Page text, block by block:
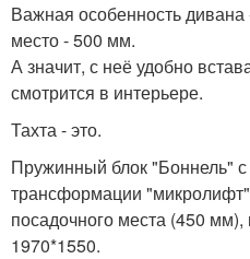
Важная особенность
место - 500 мм.
А значит, с неё удобно
смотрится в интерьере.
Тахта - это.
Пружинный блок "Боннель"
трансформации
посадочного места (450
1970*1550.